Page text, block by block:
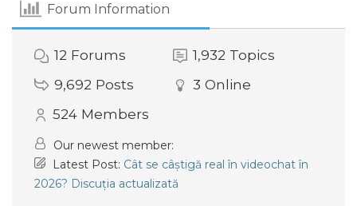
Forum Information
12 Forums 1,932 Topics
9,692 Posts 3 Online
524 Members
Our newest member:
Latest Post: Cât se câștigă real în videochat în
2026? Discuția actualizată